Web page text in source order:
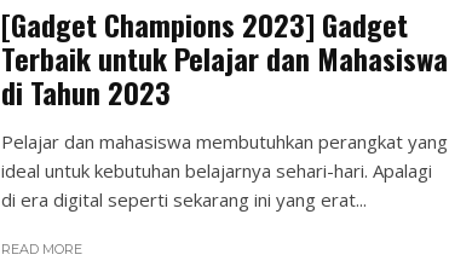
[Gadget Champions 2023] Gadget
Terbaik untuk Pelajar dan Mahasiswa
di Tahun 2023
Pelajar dan mahasiswa membutuhkan perangkat yang
ideal untuk kebutuhan belajarnya sehari-hari. Apalagi
di era digital seperti sekarang ini yang erat...
READ MORE